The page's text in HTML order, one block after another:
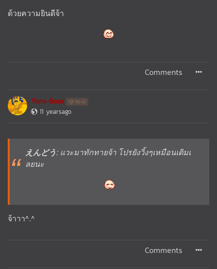
ด้วยความยินดีจ้า
Comments
Yami-Sora M-0
11 yearsago
えんどう: แวะมาทักทายจ้า โปรยังวิ้งๆเหมือนเดิมเ
ลยนะ
จ้าาา^.^
Comments